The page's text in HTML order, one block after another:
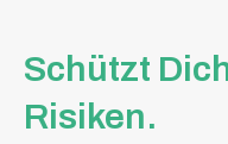
Schützt
Risiken.